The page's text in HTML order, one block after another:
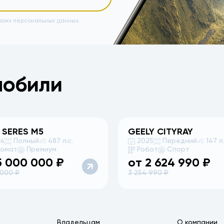
персональных данных.
M5
Полный
487 л.с.
Премиум
000 000 ₽
₽
GEELY CITYRAY
2025 Передний
147
Робот
Спорт
от 2 624 990 ₽
3 254 990₽
Владельцам О компании